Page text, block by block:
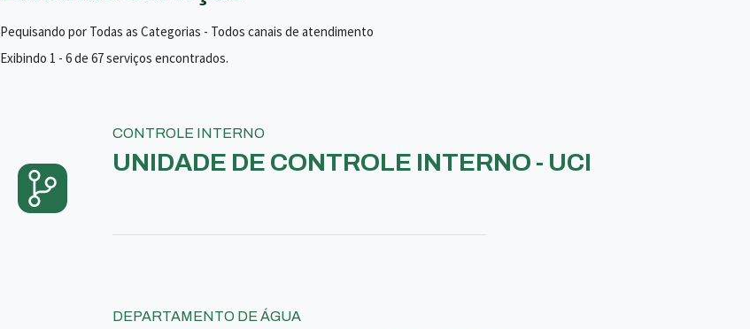
Pequisando por Todas as Categorias - Todos canais de atendimento
Exibindo 1 - 6 de 67 serviços encontrados.
CONTROLE INTERNO
UNIDADE DE CONTROLE INTERNO - UCI
DEPARTAMENTO DE ÁGUA